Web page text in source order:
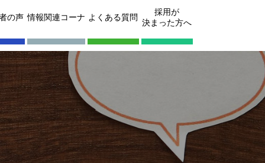
の声 情報関連コーナ よくある質問
採用が
決まった方へ